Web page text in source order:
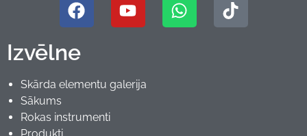
Izvēlne
Skārda elementu galerija
Sākums
Rokas instrumenti